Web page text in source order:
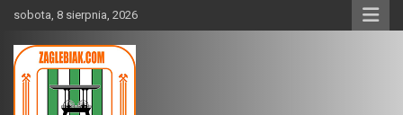
content
sobota, 8 sierpnia, 2026